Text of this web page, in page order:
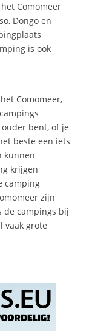
Comomeer
Dongo en
is ook
Comomeer,
bent, of je
beste een iets
kunnen
krijgen
camping
zijn
de campings bij
vaak grote